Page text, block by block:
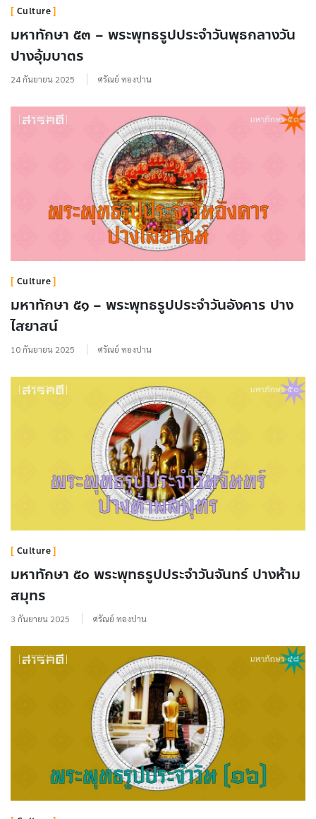
Culture
มหาทักษา ๕๓ – พระพุทธรูปประจำวันพุธกลางวัน
ปางอุ้มบาตร
24 กันยายน 2025 ศรัณย์ ทองปาน
Culture
มหาทักษา ๕๑ – พระพุทธรูปประจำวันอังคาร ปาง
ไสยาสน์
10 กันยายน 2025 ศรัณย์ ทองปาน
Culture
มหาทักษา ๕๐ พระพุทธรูปประจำวันจันทร์ ปางห้าม
สมุทร
3 กันยายน 2025 ศรัณย์ ทองปาน